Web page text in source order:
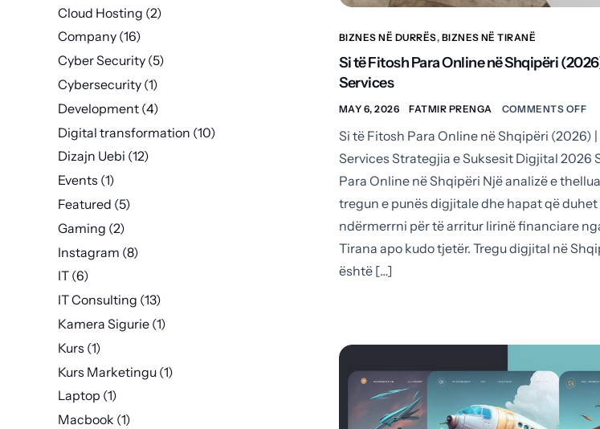
BIZNES NË DURRËS, BIZNES NË TIRANË
Si të Fitosh Para Online në Shqipëri
Services
MAY 6, 2026 FATMIR PRENGA COMMENTS OFF
Si të Fitosh Para Online në Shqipëri (2026) |
Services Strategjia e Suksesit Digjital 2026
Para Online në Shqipëri Një analizë e
tregun e punës digjitale dhe hapat që duhet
ndërmerrni për të arritur lirinë financiare
Tirana apo kudo tjetër. Tregu digjital në
është […]
Cloud Hosting (2)
Company (16)
Cyber Security (5)
Cybersecurity (1)
Development (4)
Digital transformation (10)
Dizajn Uebi (12)
Events (1)
Featured (5)
Gaming (2)
Instagram (8)
IT (6)
IT Consulting (13)
Kamera Sigurie (1)
Kurs (1)
Kurs Marketingu (1)
Laptop (1)
Macbook (1)